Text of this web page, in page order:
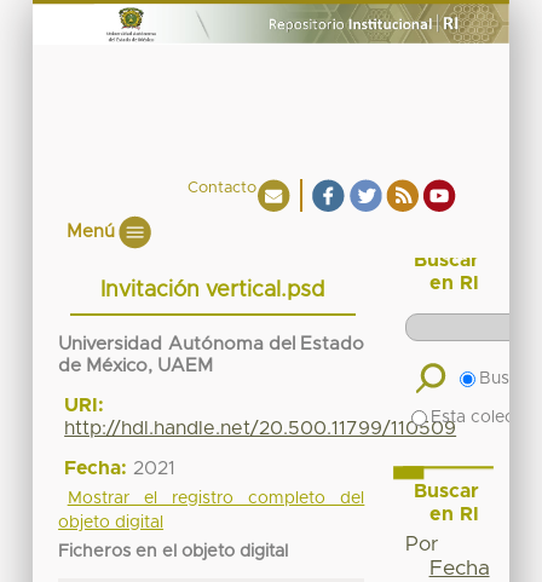
Contacto
Menú
Invitación vertical.psd
Universidad Autónoma del Estado
de México, UAEM
URI:
http://hdl.handle.net/20.500.11799/110509
Fecha: 2021
Mostrar el registro completo del
objeto digital
Ficheros en el objeto digital
Buscar
en RI
Buscar
Esta
Buscar
en RI
Por
Fecha